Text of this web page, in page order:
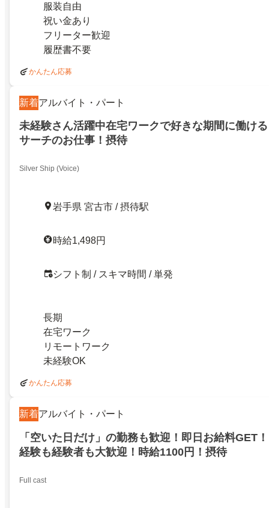
服装自由
祝い金あり
フリーター歓迎
履歴書不要
かんたん応募
新着アルバイト・パート
未経験さん活躍中在宅ワークで好きな期間に働け
サーチのお仕事！摂待
Silver Ship (Voice)
岩手県 宮古市 / 摂待駅
時給1,498円
シフト制 / スキマ時間 / 単発
長期
在宅ワーク
リモートワーク
未経験OK
かんたん応募
新着アルバイト・パート
「空いた日だけ」の勤務も歓迎！即日お給料GET
経験も経験者も大歓迎！時給1100円！摂待
Full cast